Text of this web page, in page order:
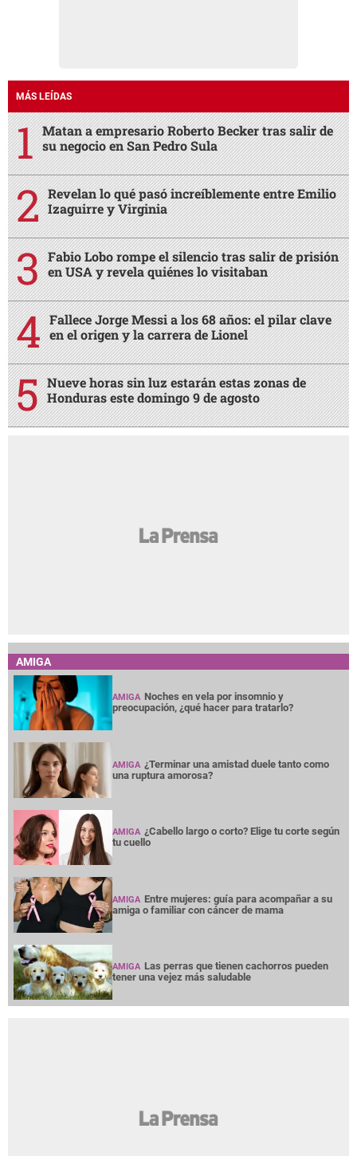
MÁS LEÍDAS
Matan a empresario Roberto Becker tras salir de
su negocio en San Pedro Sula
Revelan lo qué pasó increíblemente entre Emilio
Izaguirre y Virginia
Fabio Lobo rompe el silencio tras salir de prisión
en USA y revela quiénes lo visitaban
Fallece Jorge Messi a los 68 años: el pilar clave
en el origen y la carrera de Lionel
Nueve horas sin luz estarán estas zonas de
Honduras este domingo 9 de agosto
AMIGA
AMIGA Noches en vela por insomnio y
preocupación, ¿qué hacer para tratarlo?
AMIGA ¿Terminar una amistad duele tanto como
una ruptura amorosa?
AMIGA ¿Cabello largo o corto? Elige tu corte según
tu cuello
AMIGA Entre mujeres: guía para acompañar a su
amiga o familiar con cáncer de mama
AMIGA Las perras que tienen cachorros pueden
tener una vejez más saludable